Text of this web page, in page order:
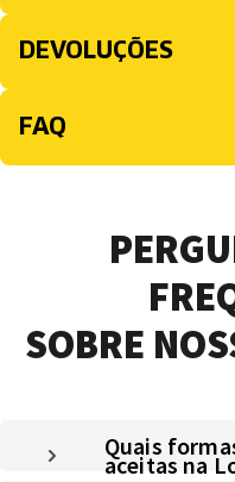
DEVOLUÇÕES
FAQ
SOBRE
Quais
aceitas na